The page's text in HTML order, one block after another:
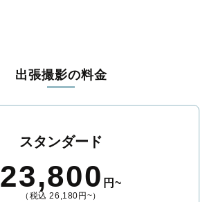
出張撮影の料金
スタンダード
23,800 円~
（税込 26,180円~）